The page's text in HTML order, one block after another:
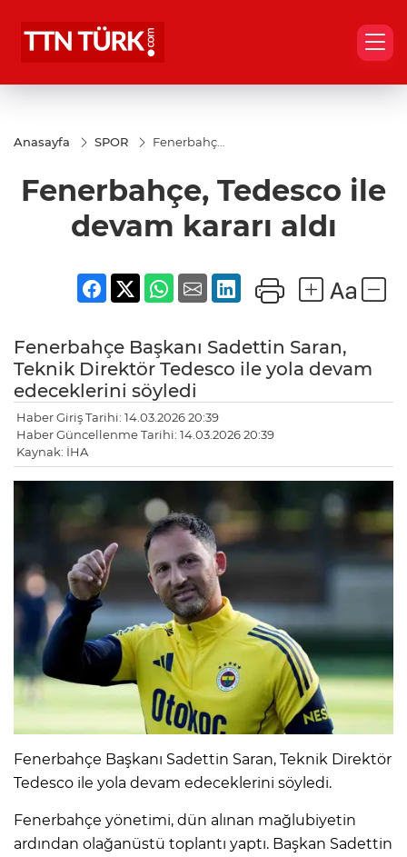
Anasayfa SPOR
Fenerbahçe,
kararı aldı
Fenerbahçe, Tedesco ile
devam kararı aldı
Fenerbahçe Başkanı Sadettin Saran,
Teknik Direktör Tedesco ile yola devam
edeceklerini söyledi
Haber Giriş Tarihi: 14.03.2026 20:39
Haber Güncellenme Tarihi: 14.03.2026 20:39
Kaynak: İHA
Fenerbahçe Başkanı Sadettin Saran, Teknik Direktör
Tedesco ile yola devam edeceklerini söyledi.
Fenerbahçe yönetimi, dün alınan mağlubiyetin
ardından olağanüstü toplantı yaptı. Başkan Sadettin